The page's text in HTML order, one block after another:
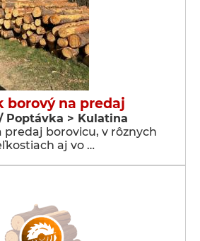
borový na predaj
Poptávka > Kulatina
predaj borovicu, v rôznych
aj vo …